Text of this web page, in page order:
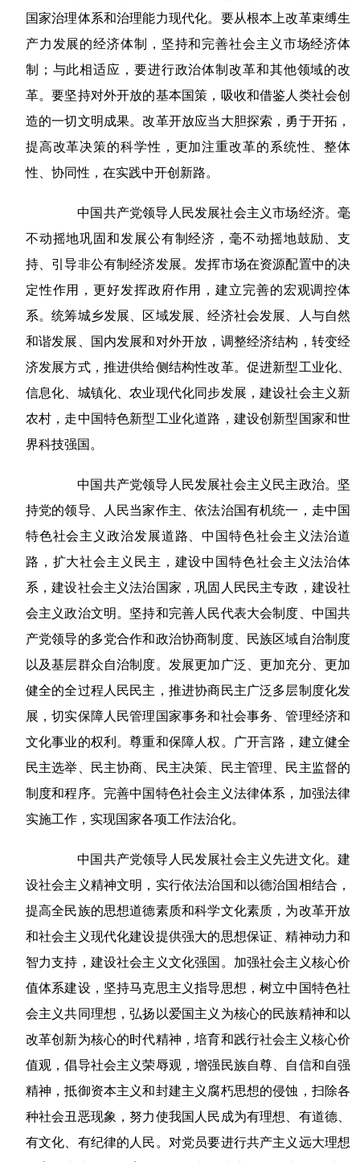
国家治理体系和治理能力现代化。要从根本上改革束缚生
产力发展的经济体制，坚持和完善社会主义市场经济体
制；与此相适应，要进行政治体制改革和其他领域的改
革。要坚持对外开放的基本国策，吸收和借鉴人类社会创
造的一切文明成果。改革开放应当大胆探索，勇于开拓，
提高改革决策的科学性，更加注重改革的系统性、整体
性、协同性，在实践中开创新路。
中国共产党领导人民发展社会主义市场经济。毫
不动摇地巩固和发展公有制经济，毫不动摇地鼓励、支
持、引导非公有制经济发展。发挥市场在资源配置中的决
定性作用，更好发挥政府作用，建立完善的宏观调控体
系。统筹城乡发展、区域发展、经济社会发展、人与自然
和谐发展、国内发展和对外开放，调整经济结构，转变经
济发展方式，推进供给侧结构性改革。促进新型工业化、
信息化、城镇化、农业现代化同步发展，建设社会主义新
农村，走中国特色新型工业化道路，建设创新型国家和世
界科技强国。
中国共产党领导人民发展社会主义民主政治。坚
持党的领导、人民当家作主、依法治国有机统一，走中国
特色社会主义政治发展道路、中国特色社会主义法治道
路，扩大社会主义民主，建设中国特色社会主义法治体
系，建设社会主义法治国家，巩固人民民主专政，建设社
会主义政治文明。坚持和完善人民代表大会制度、中国共
产党领导的多党合作和政治协商制度、民族区域自治制度
以及基层群众自治制度。发展更加广泛、更加充分、更加
健全的全过程人民民主，推进协商民主广泛多层制度化发
展，切实保障人民管理国家事务和社会事务、管理经济和
文化事业的权利。尊重和保障人权。广开言路，建立健全
民主选举、民主协商、民主决策、民主管理、民主监督的
制度和程序。完善中国特色社会主义法律体系，加强法律
实施工作，实现国家各项工作法治化。
中国共产党领导人民发展社会主义先进文化。建
设社会主义精神文明，实行依法治国和以德治国相结合，
提高全民族的思想道德素质和科学文化素质，为改革开放
和社会主义现代化建设提供强大的思想保证、精神动力和
智力支持，建设社会主义文化强国。加强社会主义核心价
值体系建设，坚持马克思主义指导思想，树立中国特色社
会主义共同理想，弘扬以爱国主义为核心的民族精神和以
改革创新为核心的时代精神，培育和践行社会主义核心价
值观，倡导社会主义荣辱观，增强民族自尊、自信和自强
精神，抵御资本主义和封建主义腐朽思想的侵蚀，扫除各
种社会丑恶现象，努力使我国人民成为有理想、有道德、
有文化、有纪律的人民。对党员要进行共产主义远大理想